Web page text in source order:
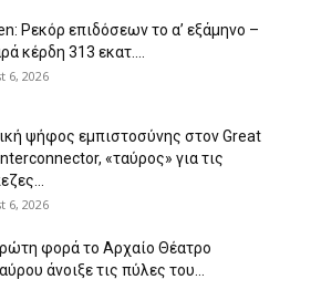
Ρεκόρ επιδόσεων το α’ εξάμηνο –
κέρδη 313 εκατ....
6, 2026
ψήφος εμπιστοσύνης στον Great
«ταύρος» για τις
6, 2026
φορά το Αρχαίο Θέατρο
άνοιξε τις πύλες του...